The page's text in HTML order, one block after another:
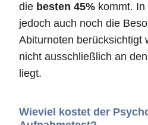
die besten 45% kommt.
jedoch auch noch die
Abiturnoten berücksichtigt
nicht ausschließlich an
liegt.
Wieviel kostet der